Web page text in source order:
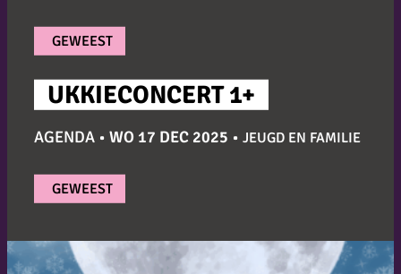
GEWEEST
AGENDA • WO 17 DEC 2025 • JEUGD EN FAMILIE
UKKIECONCERT 1+
GEWEEST